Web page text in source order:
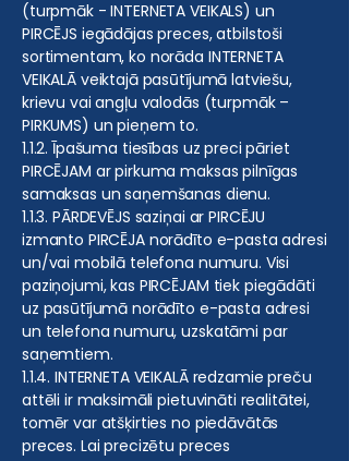
(turpmāk - INTERNETA VEIKALS) un
PIRCĒJS iegādājas preces, atbilstoši
sortimentam, ko norāda INTERNETA
VEIKALĀ veiktajā pasūtījumā latviešu,
krievu vai angļu valodās (turpmāk –
PIRKUMS) un pieņem to.
1.1.2. Īpašuma tiesības uz preci pāriet
PIRCĒJAM ar pirkuma maksas pilnīgas
samaksas un saņemšanas dienu.
1.1.3. PĀRDEVĒJS saziņai ar PIRCĒJU
izmanto PIRCĒJA norādīto e-pasta adresi
un/vai mobilā telefona numuru. Visi
paziņojumi, kas PIRCĒJAM tiek piegādāti
uz pasūtījumā norādīto e-pasta adresi
un telefona numuru, uzskatāmi par
saņemtiem.
1.1.4. INTERNETA VEIKALĀ redzamie preču
attēli ir maksimāli pietuvināti realitātei,
tomēr var atšķirties no piedāvātās
preces. Lai precizētu preces